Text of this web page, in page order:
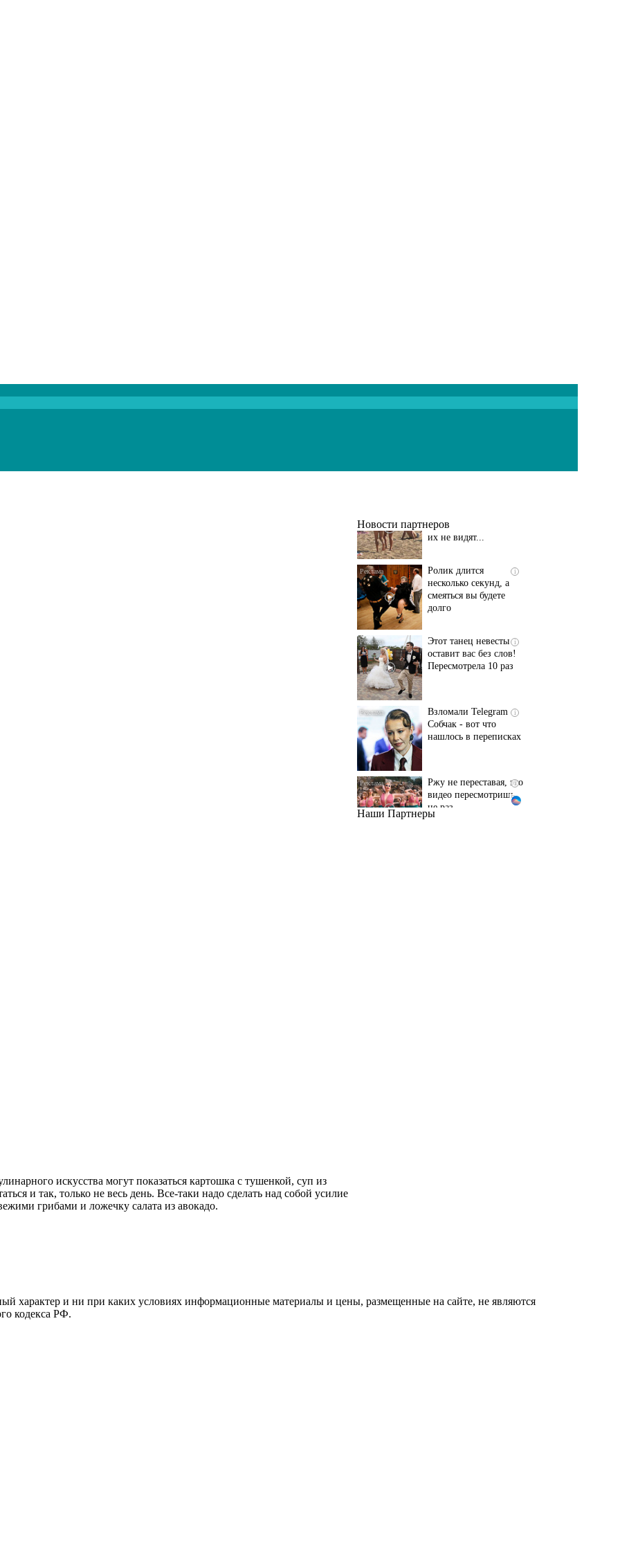
искусства могут показаться картошка с тушенкой, суп из
и так, только не весь день. Все-таки надо сделать над собой усилие
грибами и ложечку салата из авокадо.
Новости партнеров
Ролик длится
долго
Этот танец невесты
Ролик длится пару
Наши Партнеры
характер и ни при каких условиях информационные материалы и цены, размещенные на сайте, не являются
кодекса РФ.